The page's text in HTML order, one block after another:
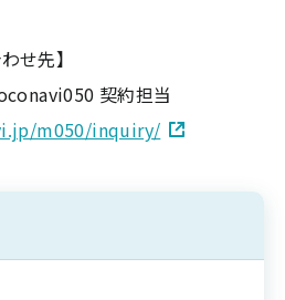
せ先】
契約担当
m050/inquiry/